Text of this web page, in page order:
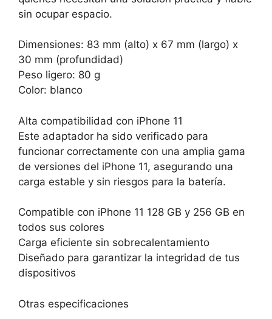
sin ocupar espacio.
Dimensiones: 83 mm (alto) x 67 mm (largo) x
30 mm (profundidad)
Peso ligero: 80 g
Color: blanco
Alta compatibilidad con iPhone 11
Este adaptador ha sido verificado para
funcionar correctamente con una amplia gama
de versiones del iPhone 11, asegurando una
carga estable y sin riesgos para la batería.
Compatible con iPhone 11 128 GB y 256 GB en
todos sus colores
Carga eficiente sin sobrecalentamiento
Diseñado para garantizar la integridad de tus
dispositivos
Otras especificaciones